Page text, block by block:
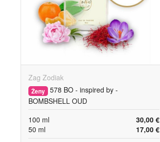
Zag Zodiak
Ženy 578 BO - inspired by -
BOMBSHELL OUD
30,00 €
100 ml
17,00 €
50 ml